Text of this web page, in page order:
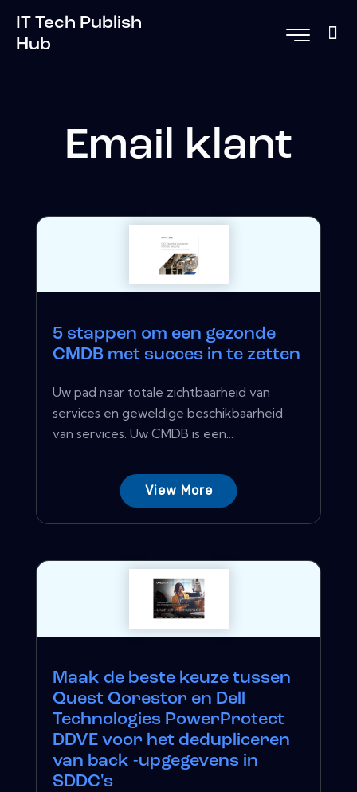
IT Tech Publish
Hub
Email klant
5 stappen om een ​​gezonde
CMDB met succes in te zetten
Uw pad naar totale zichtbaarheid van
services en geweldige beschikbaarheid
van services. Uw CMDB is een...
View More
Maak de beste keuze tussen
Quest Qorestor en Dell
Technologies PowerProtect
DDVE voor het dedupliceren
van back -upgegevens in
SDDC's